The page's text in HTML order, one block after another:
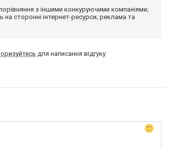
з іншими конкуруючими компаніями;
на сторонні інтернет-ресурси; реклама та
для написання відгуку